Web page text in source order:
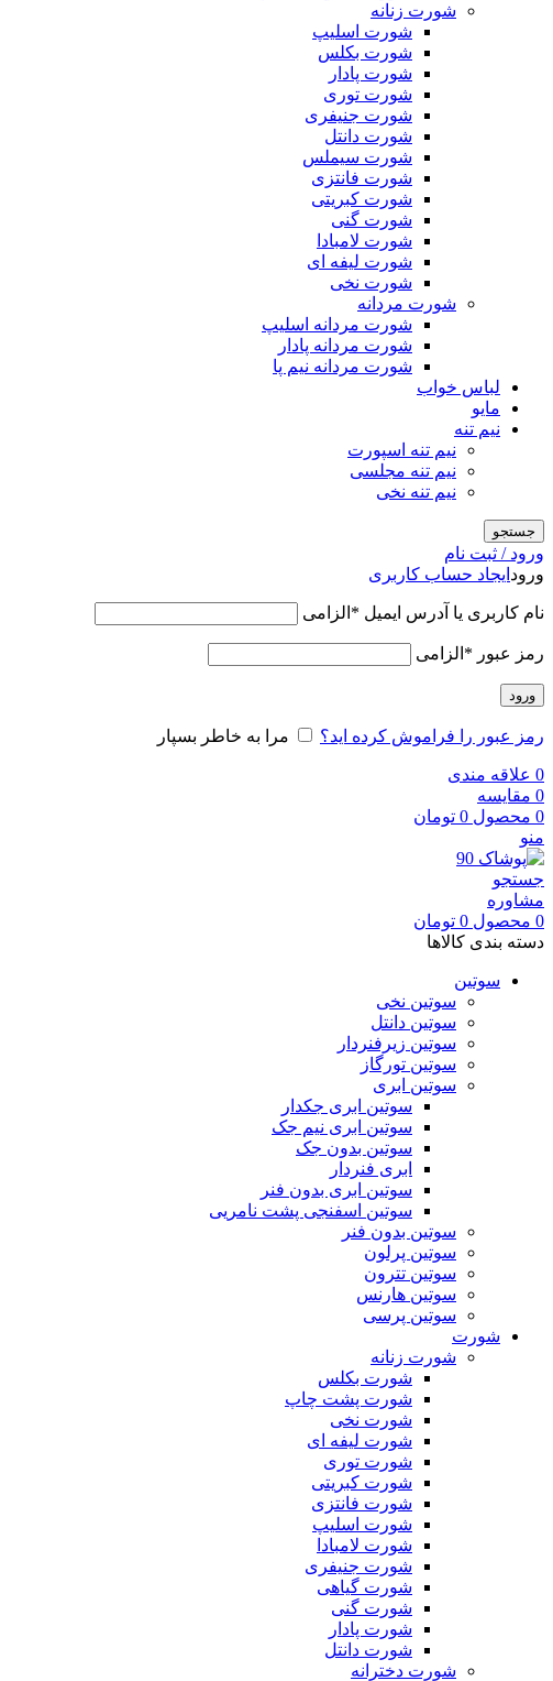
شورت زنانه
شورت اسلیپ
شورت بکلس
شورت پادار
شورت توری
شورت جنیفری
شورت دانتل
شورت سیملس
شورت فانتزی
شورت کبریتی
شورت گنی
شورت لامبادا
شورت لیفه ای
شورت نخی
شورت مردانه
شورت مردانه اسلیپ
شورت مردانه پادار
شورت مردانه نیم پا
لباس خواب
مایو
نیم تنه
نیم تنه اسپورت
نیم تنه مجلسی
نیم تنه نخی
جستجو
ورود / ثبت نام
ورود ایجاد حساب کاربری
نام کاربری یا آدرس ایمیل * الزامی
رمز عبور * الزامی
ورود
رمز عبور را فراموش کرده اید؟ مرا به خاطر بسپار
0 علاقه مندی
0 مقایسه
0 محصول 0 تومان
منو
جستجو
مشاوره
0 محصول 0 تومان
دسته بندی کالاها
سوتین
سوتین نخی
سوتین دانتل
سوتین زیرفنردار
سوتین تورگاز
سوتین ابری
سوتین ابری جکدار
سوتین ابری نیم جک
سوتین بدون جک
ابری فنردار
سوتین ابری بدون فنر
سوتین اسفنجی پشت نامریی
سوتین بدون فنر
سوتین پرلون
سوتین تترون
سوتین هارنس
سوتین پرسی
شورت
شورت زنانه
شورت بکلس
شورت پشت چاپ
شورت نخی
شورت لیفه ای
شورت توری
شورت کبریتی
شورت فانتزی
شورت اسلیپ
شورت لامبادا
شورت جنیفری
شورت گیاهی
شورت گنی
شورت پادار
شورت دانتل
شورت دخترانه